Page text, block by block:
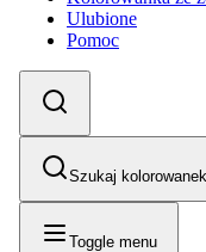
Ulubione
Pomoc
Szukaj
Toggle menu